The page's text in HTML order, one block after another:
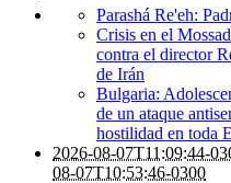
Parashá Re'eh:
Crisis en el
contra el director
de Irán
Bulgaria:
de un ataque
hostilidad en toda
2026-08-07T11:09:44-
08-07T10:53:46-0300